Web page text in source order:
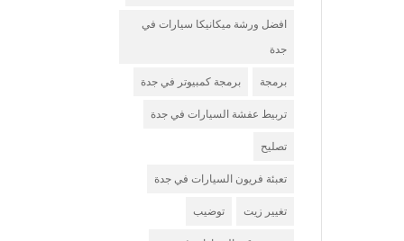
افضل ورشة ميكانيكا سيارات في
جدة
برمجة برمجة كمبيوتر في جدة
تربيط عفشة السيارات في جدة
تصليح
تعبئة فريون السيارات في جدة
تغيير زيت توضيب